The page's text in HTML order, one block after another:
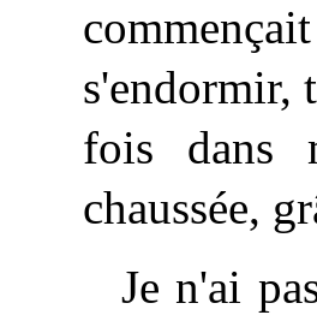
s'endormir,
fois dans
chaussée,
Je n'ai